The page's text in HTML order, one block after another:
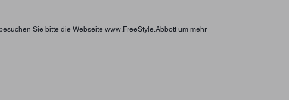
Sie bitte die Webseite www.FreeStyle.Abbott um mehr